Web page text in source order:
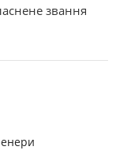
звання